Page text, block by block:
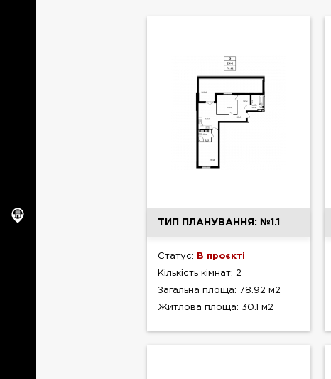
ТИП ПЛАНУВАННЯ: №1.1
Статус: В проєкті
Кількість кімнат: 2
Загальна площа: 78.92 м2
Житлова площа: 30.1 м2